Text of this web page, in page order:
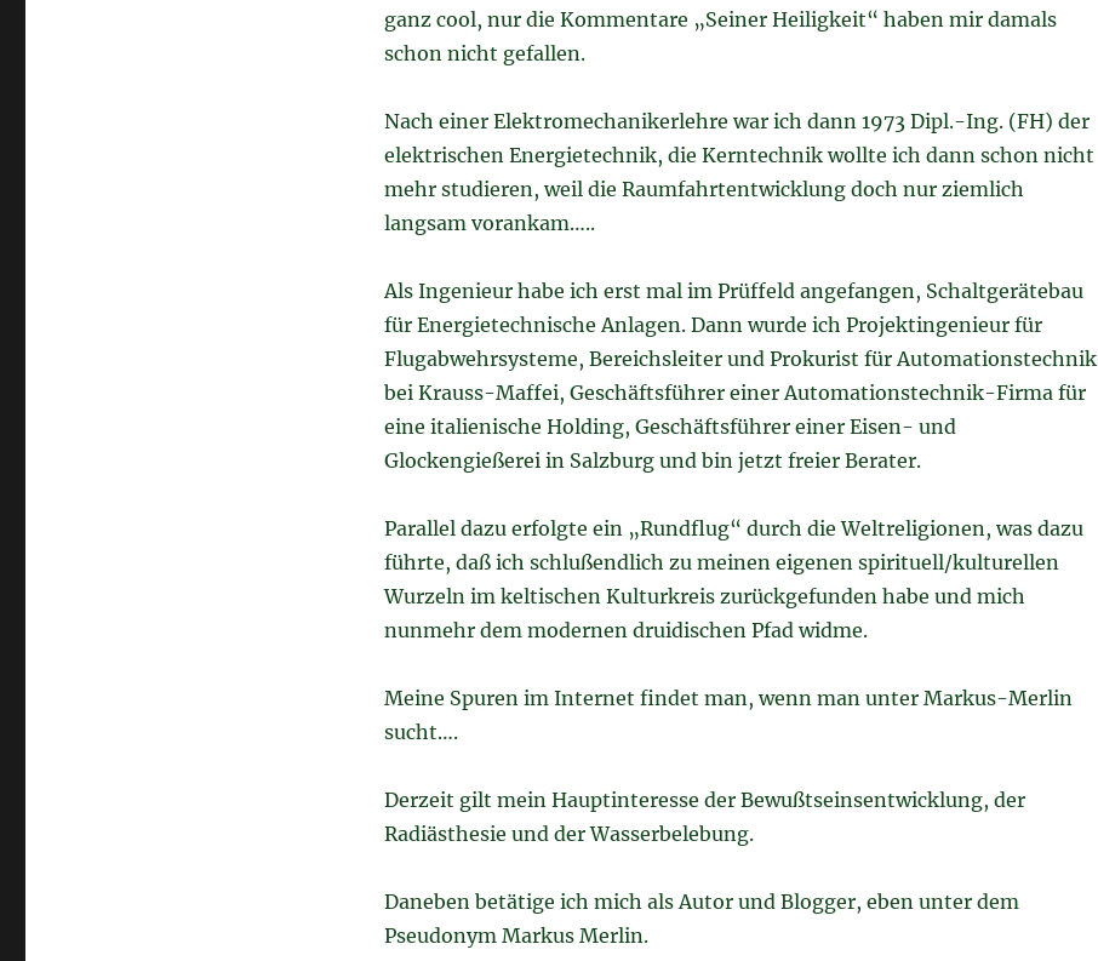
ganz cool, nur die Kommentare „Seiner Heiligkeit“ haben mir damals
schon nicht gefallen.
Nach einer Elektromechanikerlehre war ich dann 1973 Dipl.-Ing. (FH) der
elektrischen Energietechnik, die Kerntechnik wollte ich dann schon nicht
mehr studieren, weil die Raumfahrtentwicklung doch nur ziemlich
langsam vorankam…..
Als Ingenieur habe ich erst mal im Prüffeld angefangen, Schaltgerätebau
für Energietechnische Anlagen. Dann wurde ich Projektingenieur für
Flugabwehrsysteme, Bereichsleiter und Prokurist für Automationstechnik
bei Krauss-Maffei, Geschäftsführer einer Automationstechnik-Firma für
eine italienische Holding, Geschäftsführer einer Eisen- und
Glockengießerei in Salzburg und bin jetzt freier Berater.
Parallel dazu erfolgte ein „Rundflug“ durch die Weltreligionen, was dazu
führte, daß ich schlußendlich zu meinen eigenen spirituell/kulturellen
Wurzeln im keltischen Kulturkreis zurückgefunden habe und mich
nunmehr dem modernen druidischen Pfad widme.
Meine Spuren im Internet findet man, wenn man unter Markus-Merlin
sucht….
Derzeit gilt mein Hauptinteresse der Bewußtseinsentwicklung, der
Radiästhesie und der Wasserbelebung.
Daneben betätige ich mich als Autor und Blogger, eben unter dem
Pseudonym Markus Merlin.